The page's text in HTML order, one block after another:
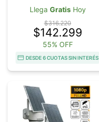
Llega GratisHoy
$316.220
$142.299
55% OFF
DESDE 6 CUOTAS SIN INTERÉS